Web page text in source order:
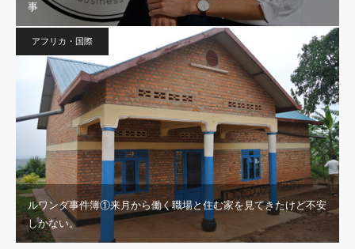
事
アフリカ・国際
ルワンダ事件簿①来月から働く職場と住む家を見てきたけど不安
しかない。